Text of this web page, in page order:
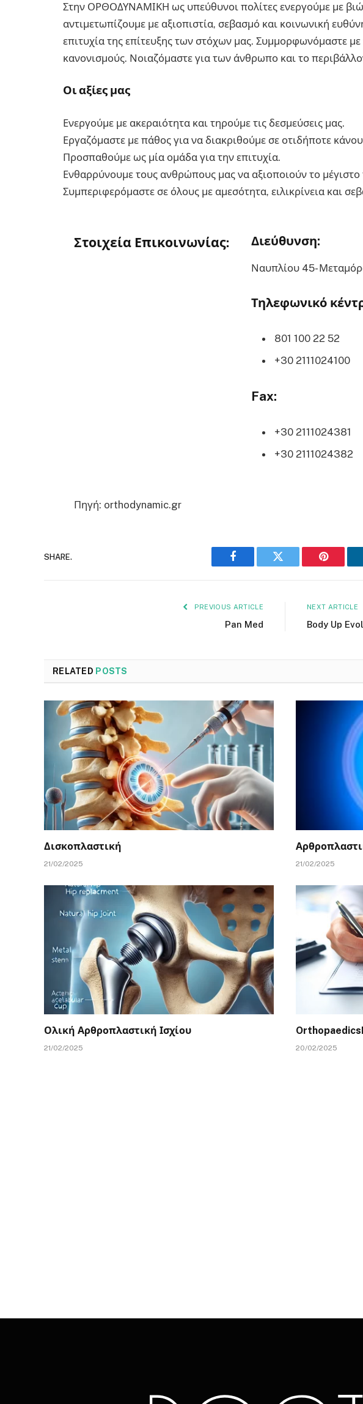
Στην ΟΡΘΟΔΥΝΑΜΙΚΗ ως υπεύθυνοι πολίτες ενεργούμε με
αντιμετωπίζουμε με αξιοπιστία, σεβασμό και κοινωνική
επιτυχία της επίτευξης των στόχων μας. Συμμορφωνόμαστε με
κανονισμούς. Νοιαζόμαστε για των άνθρωπο και το
Οι αξίες μας
Ενεργούμε με ακεραιότητα και τηρούμε τις δεσμεύσεις μας.
Εργαζόμαστε με πάθος για να διακριθούμε σε οτιδήποτε
Προσπαθούμε ως μία ομάδα για την επιτυχία.
Ενθαρρύνουμε τους ανθρώπους μας να αξιοποιούν το
Συμπεριφερόμαστε σε όλους με αμεσότητα, ειλικρίνεια και
Στοιχεία Επικοινωνίας: Διεύθυνση:
Ναυπλίου 45-
Τηλεφωνικό
801 100 22 52
+30 2111024100
Fax:
+30 2111024381
+30 2111024382
Πηγή: orthodynamic.gr
SHARE.
Facebook Twitter Pinterest
PREVIOUS ARTICLE
Pan Med
NEXT ARTICLE
Body Up
RELATED POSTS
Δισκοπλαστική
21/02/2025 21/02/2025
Ολική Αρθροπλαστική Ισχίου
21/02/2025 20/02/2025